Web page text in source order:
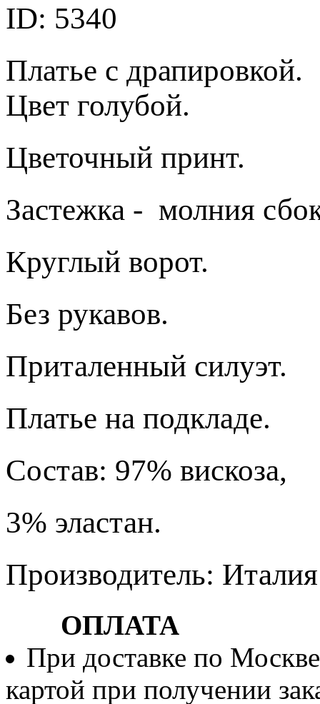
ID: 5340
Платье с драпировкой.
Цвет голубой.
Цветочный принт.
Застежка - молния
Круглый ворот.
Без рукавов.
Приталенный силуэт.
Платье на подкладе.
Состав: 97% вискоза,
3% эластан.
Производитель: Италия
ОПЛАТА
При доставке по
картой при получении